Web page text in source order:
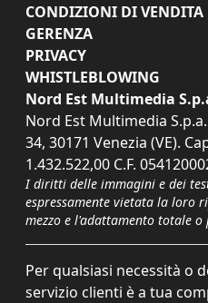
CONDIZIONI DI VENDITA
GERENZA
PRIVACY
WHISTLEBLOWING
Nord Est Multimedia
Nord Est Multimedia
34, 30171 Venezia (VE).
1.432.522,00 C.F.
I diritti delle immagini e dei
espressamente vietata la loro
mezzo e l'adattamento totale o
Per qualsiasi necessità o
servizio clienti è a tua